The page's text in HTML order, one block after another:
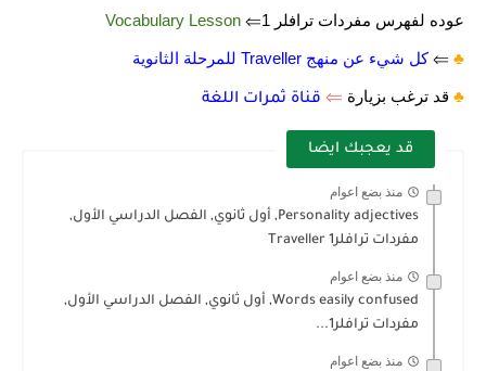
عوده لفهرس مفردات ترافلر 1⇐ Vocabulary Lesson
♣️
⇐ كل شيء عن منهج Traveller للمرحلة الثانوية
♣️ قد ترغب بزيارة ⇐ قناة ثمرات اللغة
قد يعجبك ايضا
منذ بضع اعوام
Personality adjectives, أول ثانوي, الفصل الدراسي الأول,
مفردات ترافلر1 Traveller
منذ بضع اعوام
Words easily confused, أول ثانوي, الفصل الدراسي الأول,
مفردات ترافلر1...
منذ بضع اعوام